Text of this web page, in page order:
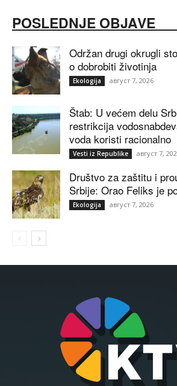
POSLEDNJE OBJAVE
Održan drugi okrugli
o dobrobiti životinja
Ekologija август 7, 2026
Štab: U većem delu
restrikcija
voda koristi racionalno
Vesti iz Republike август 7,
Društvo za zaštitu i
Srbije: Orao Feliks je
Ekologija август 7, 2026